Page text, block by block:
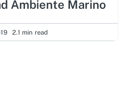
Ambiente Marino
2.1 min read